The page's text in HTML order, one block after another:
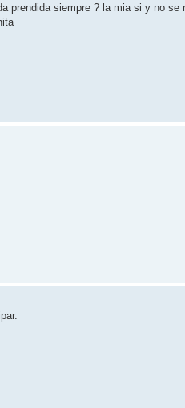
prendida siempre ? la mia si y no